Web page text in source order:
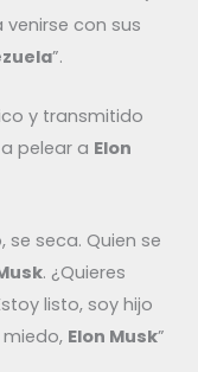
con sus
”.
y transmitido
pelear a Elon
seca. Quien se
. ¿Quieres
listo, soy hijo
Elon Musk”